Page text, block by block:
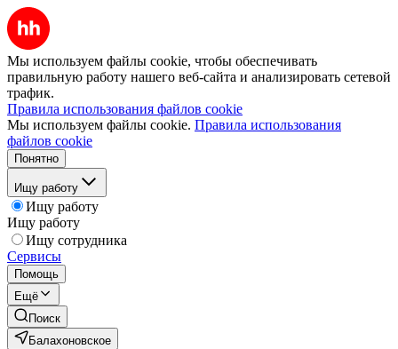
Мы используем файлы cookie, чтобы обеспечивать
правильную работу нашего веб-сайта и анализировать сетевой
трафик.
Правила использования файлов cookie
Мы используем файлы cookie. Правила использования
файлов cookie
Понятно
Ищу работу
Ищу работу
Ищу работу
Ищу сотрудника
Сервисы
Помощь
Ещё
Поиск
Балахоновское